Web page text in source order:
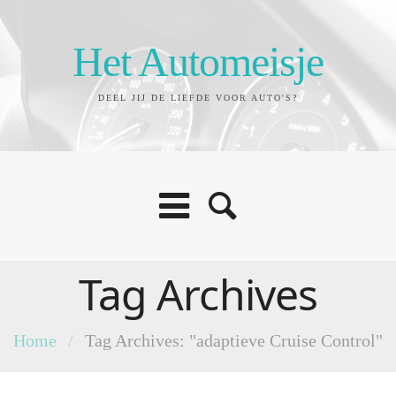
Het Automeisje
DEEL JIJ DE LIEFDE VOOR AUTO'S?
Tag Archives
Home / Tag Archives: "adaptieve Cruise Control"